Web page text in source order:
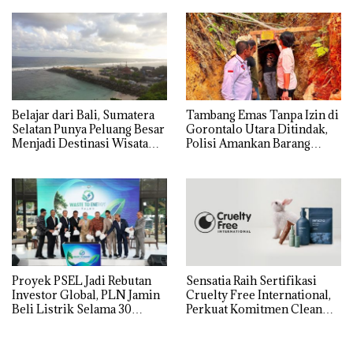
Belajar dari Bali, Sumatera
Selatan Punya Peluang Besar
Menjadi Destinasi Wisata
Tambang Emas Tanpa Izin di
Gorontalo Utara Ditindak,
Polisi Amankan Barang
Proyek PSEL Jadi Rebutan
Investor Global, PLN Jamin
Beli Listrik Selama 30
Sensatia Raih Sertifikasi
Cruelty Free International,
Perkuat Komitmen Clean